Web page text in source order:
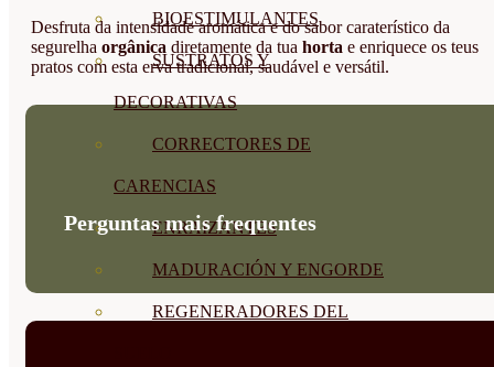
BIOESTIMULANTES
SUSTRATOS Y
DECORATIVAS
CORRECTORES DE
CARENCIAS
ENRAIZANTES
MADURACIÓN Y ENGORDE
REGENERADORES DEL
Desfruta da intensidade aromática e do sabor caraterístico da
segurelha orgânica diretamente da tua horta e enriquece os teus
pratos com esta erva tradicional, saudável e versátil.
Perguntas mais frequentes